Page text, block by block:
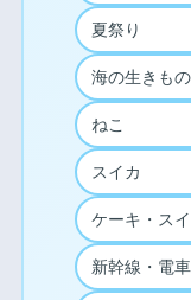
夏祭り
海の生きも
ねこ
スイカ
ケーキ・ス
新幹線・電車